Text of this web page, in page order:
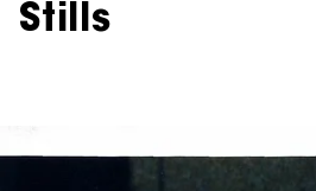
Stills